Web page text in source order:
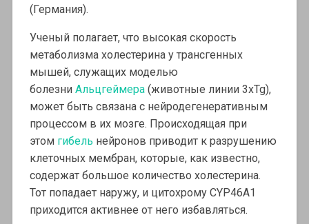
(Германия).
Ученый полагает, что высокая скорость
метаболизма холестерина у трансгенных
мышей, служащих моделью
болезни Альцгеймера(животные линии 3xTg),
может быть связана с нейродегенеративным
процессом в их мозге. Происходящая при
этом гибель нейронов приводит к разрушению
клеточных мембран, которые, как известно,
содержат большое количество холестерина.
Тот попадает наружу, и цитохрому CYP46A1
приходится активнее от него избавляться.